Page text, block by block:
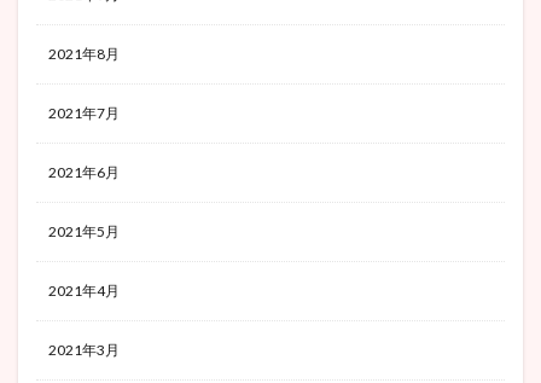
2021年8月
2021年7月
2021年6月
2021年5月
2021年4月
2021年3月